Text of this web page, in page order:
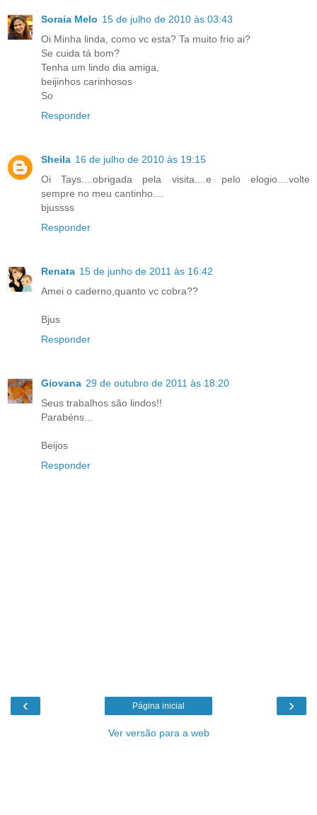
Soraia Melo 15 de julho de 2010 às 03:43
Oi Minha linda, como vc esta? Ta muito frio ai?
Se cuida tá bom?
Tenha um lindo dia amiga,
beijinhos carinhosos
So
Responder
Sheila 16 de julho de 2010 às 19:15
Oi Tays....obrigada pela visita....e pelo elogio....volte
sempre no meu cantinho....
bjussss
Responder
Renata 15 de junho de 2011 às 16:42
Amei o caderno,quanto vc cobra??
Bjus
Responder
Giovana 29 de outubro de 2011 às 18:20
Seus trabalhos são lindos!!
Parabéns...
Beijos
Responder
‹ ›
Página inicial
Ver versão para a web